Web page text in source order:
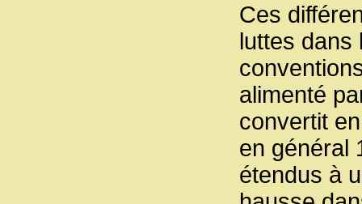
Ces
luttes dans
alimenté
convertit
en général
étendus à